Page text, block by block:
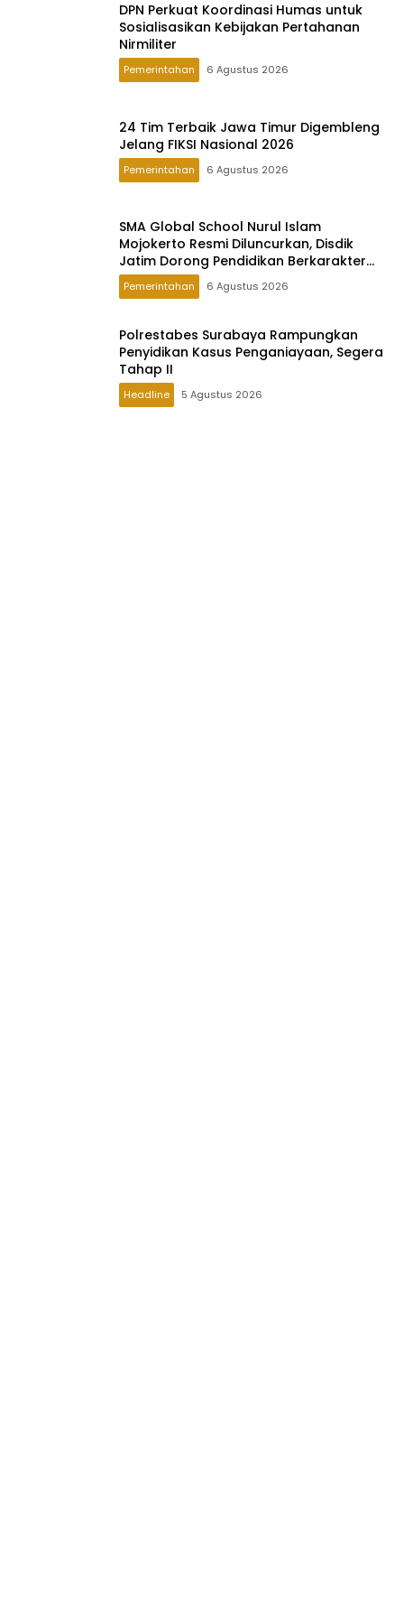
DPN Perkuat Koordinasi Humas untuk
Sosialisasikan Kebijakan Pertahanan
Nirmiliter
Pemerintahan 6 Agustus 2026
24 Tim Terbaik Jawa Timur Digembleng
Jelang FIKSI Nasional 2026
Pemerintahan 6 Agustus 2026
SMA Global School Nurul Islam
Mojokerto Resmi Diluncurkan, Disdik
Jatim Dorong Pendidikan Berkarakter
Global
Pemerintahan 6 Agustus 2026
Polrestabes Surabaya Rampungkan
Penyidikan Kasus Penganiayaan, Segera
Tahap II
Headline 5 Agustus 2026